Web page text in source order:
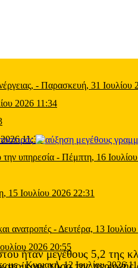
- Παρασκευή, 31 Ιουλίου
2026 11:34
11:39
υπηρεσία - Πέμπτη, 16
15 Ιουλίου 2026 22:31
ανατροπές -Δευτέρα, 13
2026 20:55
με-Κυριακή, 12 Ιουλίου 2026
ήταν μεγέθους 5,2 της